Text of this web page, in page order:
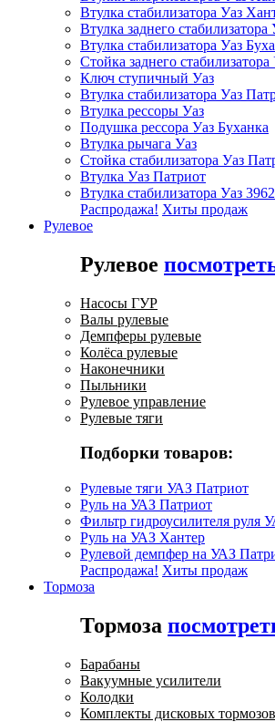
Втулка стабилизатора Уаз
Втулка заднего
Втулка стабилизатора Уаз
Стойка заднего
Ключ ступичный Уаз
Втулка стабилизатора Уаз
Втулка рессоры Уаз
Подушка рессора Уаз Буханка
Втулка рычага Уаз
Стойка стабилизатора Уаз
Втулка Уаз Патриот
Втулка стабилизатора Уаз 3962
Распродажа! Хиты продаж
Рулевое
Рулевое
Насосы ГУР
Валы рулевые
Демпферы рулевые
Колёса рулевые
Наконечники
Пыльники
Рулевое управление
Рулевые тяги
Подборки товаров:
Рулевые тяги УАЗ Патриот
Руль на УАЗ Патриот
Фильтр гидроусилителя руля
Руль на УАЗ Хантер
Рулевой демпфер на УАЗ
Распродажа! Хиты продаж
Тормоза
Тормоза
Барабаны
Вакуумные усилители
Колодки
Комплекты дисковых тормозов